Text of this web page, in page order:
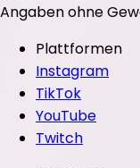
Angaben ohne
Plattformen
Instagram
TikTok
YouTube
Twitch